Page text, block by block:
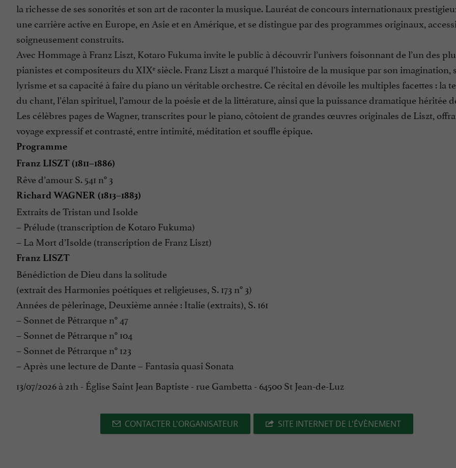
la richesse de ses sonorités et son art de raconter la musique. Lauréat de concours internationaux
une carrière active en Europe, en Asie et en Amérique, et se distingue par des programmes originaux,
soigneusement construits.
Avec Hommage à Franz Liszt, Kotaro Fukuma invite le public à découvrir l’univers foisonnant de l’un des
pianistes et compositeurs du XIXᵉ siècle. Franz Liszt a marqué l’histoire de la musique par son imagination,
lyrisme et sa capacité à faire du piano un véritable orchestre. Ce récital en dévoile les multiples facettes : la
du chant, l’élan spirituel, l’amour de la poésie et de la littérature, ainsi que la puissance dramatique héritée
Les célèbres pages de Wagner, transcrites pour le piano, côtoient de grandes œuvres originales de Liszt,
voyage expressif et contrasté, entre intimité, méditation et souffle épique.
Programme
Franz LISZT (1811–1886)
Rêve d’amour S. 541 n° 3
Richard WAGNER (1813–1883)
Extraits de Tristan und Isolde
– Prélude (transcription de Kotaro Fukuma)
– La Mort d’Isolde (transcription de Franz Liszt)
Franz LISZT
Bénédiction de Dieu dans la solitude
(extrait des Harmonies poétiques et religieuses, S. 173 n° 3)
Années de pèlerinage, Deuxième année : Italie (extraits), S. 161
– Sonnet de Pétrarque n° 47
– Sonnet de Pétrarque n° 104
– Sonnet de Pétrarque n° 123
– Après une lecture de Dante – Fantasia quasi Sonata
13/07/2026 à 21h - Église Saint Jean Baptiste - rue Gambetta - 64500 St Jean-de-Luz
CONTACTER L'ORGANISATEUR SITE INTERNET DE L'ÉVÈNEMENT